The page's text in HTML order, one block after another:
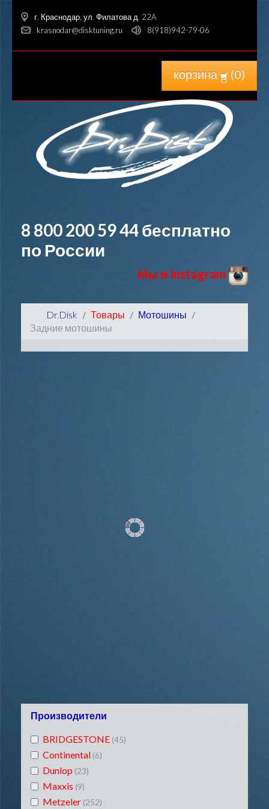
г. Краснодар, ул. Филатова д. 22A
krasnodar@disktuning.ru
8(918)942-79-06
корзина (0)
8 800 200 59 44бесплатно
по России
Мы в Instagram
Dr.Disk Товары
Мотошины
Задние мотошины
Производители
BRIDGESTONE (45)
Continental (6)
Dunlop (23)
Maxxis (9)
Metzeler (252)